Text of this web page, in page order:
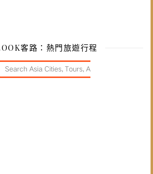
客路：熱門旅遊行程